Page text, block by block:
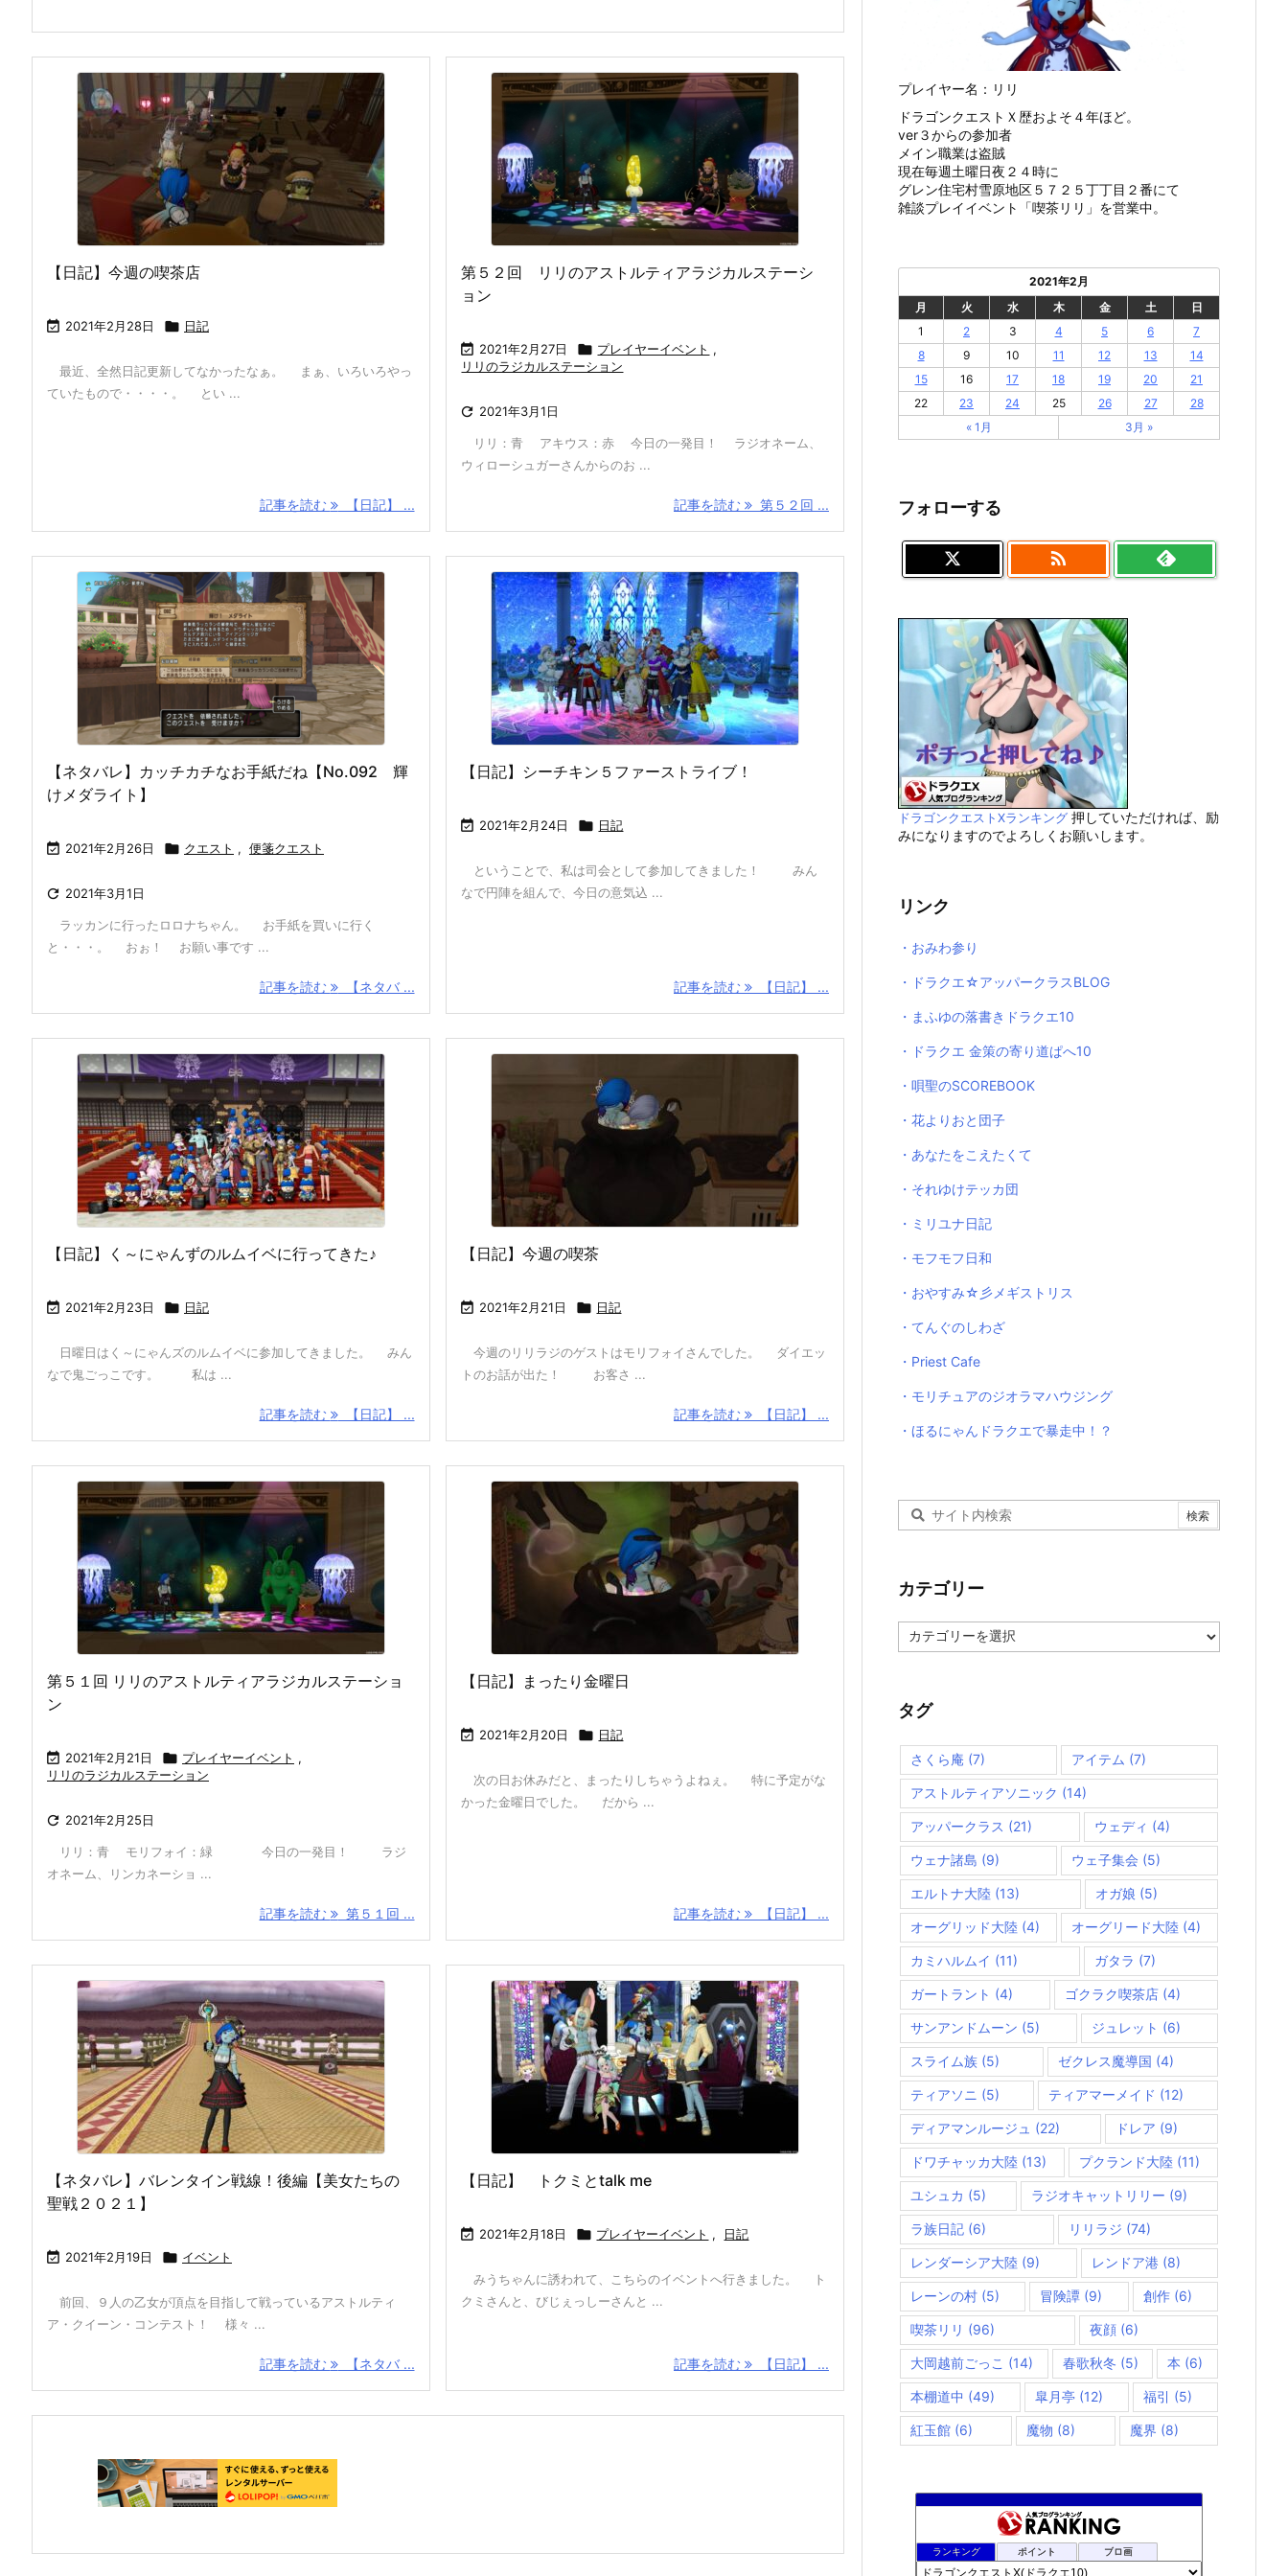
【日記】今週の喫茶店
 2021年2月28日  日記
最近、全然日記更新してなかったなぁ。 まぁ、いろいろやっ
ていたもので・・・・。 とい ...
記事を読む 【日記】 ...
第５２回 リリのアストルティアラジカルステーシ
ョン
 2021年2月27日  プレイヤーイベント ,
リリのラジカルステーション
 2021年3月1日
リリ：青 アキウス：赤 今日の一発目！ ラジオネーム、
ウィローシュガーさんからのお ...
記事を読む 第５２回 ...
【ネタバレ】カッチカチなお手紙だね【No.092 輝
けメダライト】
 2021年2月26日  クエスト , 便箋クエスト
 2021年3月1日
ラッカンに行ったロロナちゃん。 お手紙を買いに行く
と・・・。 おぉ！ お願い事です ...
記事を読む 【ネタバ ...
【日記】シーチキン５ファーストライブ！
 2021年2月24日  日記
ということで、私は司会として参加してきました！ みん
なで円陣を組んで、今日の意気込 ...
記事を読む 【日記】 ...
【日記】く～にゃんずのルムイベに行ってきた♪
 2021年2月23日  日記
日曜日はく～にゃんズのルムイベに参加してきました。 みん
なで鬼ごっこです。 私は ...
記事を読む 【日記】 ...
【日記】今週の喫茶
 2021年2月21日  日記
今週のリリラジのゲストはモリフォイさんでした。 ダイエッ
トのお話が出た！ お客さ ...
記事を読む 【日記】 ...
第５１回 リリのアストルティアラジカルステーショ
ン
 2021年2月21日  プレイヤーイベント ,
リリのラジカルステーション
 2021年2月25日
リリ：青 モリフォイ：緑 今日の一発目！ ラジ
オネーム、リンカネーショ ...
記事を読む 第５１回 ...
【日記】まったり金曜日
 2021年2月20日  日記
次の日お休みだと、まったりしちゃうよねぇ。 特に予定がな
かった金曜日でした。 だから ...
記事を読む 【日記】 ...
【ネタバレ】バレンタイン戦線！後編【美女たちの
聖戦２０２１】
 2021年2月19日  イベント
前回、９人の乙女が頂点を目指して戦っているアストルティ
ア・クイーン・コンテスト！ 様々 ...
記事を読む 【ネタバ ...
【日記】 トクミとtalk me
 2021年2月18日  プレイヤーイベント , 日記
みうちゃんに誘われて、こちらのイベントへ行きました。 ト
クミさんと、びじぇっしーさんと ...
記事を読む 【日記】 ...
プレイヤー名：リリ
ドラゴンクエストＸ歴およそ４年ほど。
ver３からの参加者
メイン職業は盗賊
現在毎週土曜日夜２４時に
グレン住宅村雪原地区５７２５丁丁目２番にて
雑談プレイイベント「喫茶リリ」を営業中。
2021年2月
月
火 水 木 金 土
日
1
2 3 4 5 6
7
8
9 10 11 12 13
14
15
16 17 18 19 20
21
22
23 24 25 26 27
28
« 1月
3月 »
フォローする

ドラゴンクエストXランキング 押していただければ、励
みになりますのでよろしくお願いします。
リンク
・おみわ参り
・ドラクエ☆アッパークラスBLOG
・まふゆの落書きドラクエ10
・ドラクエ 金策の寄り道ぱへ10
・唄聖のSCOREBOOK
・花よりおと団子
・あなたをこえたくて
・それゆけテッカ団
・ミリユナ日記
・モフモフ日和
・おやすみ☆彡メギストリス
・てんぐのしわざ
・Priest Cafe
・モリチュアのジオラマハウジング
・ほるにゃんドラクエで暴走中！？
カテゴリー
テ
ー
タグ
さくら庵 (7) アイテム (7)
アストルティアソニック (14)
アッパークラス (21) ウェディ (4)
ウェナ諸島 (9) ウェ子集会 (5)
エルトナ大陸 (13) オガ娘 (5)
オーグリッド大陸 (4) オーグリード大陸 (4)
カミハルムイ (11) ガタラ (7)
ガートラント (4) ゴクラク喫茶店 (4)
サンアンドムーン (5) ジュレット (6)
スライム族 (5) ゼクレス魔導国 (4)
ティアソニ (5) ティアマーメイド (12)
ディアマンルージュ (22) ドレア (9)
ドワチャッカ大陸 (13) プクランド大陸 (11)
ユシュカ (5) ラジオキャットリリー (9)
ラ族日記 (6) リリラジ (74)
レンダーシア大陸 (9) レンドア港 (8)
レーンの村 (5) 冒険譚 (9) 創作(6)
喫茶リリ (96) 夜顔(6)
大岡越前ごっこ (14) 春歌秋冬 (5) 本 (6)
本棚道中 (49) 皐月亭 (12) 福引 (5)
紅玉館 (6) 魔物 (8) 魔界 (8)
ランキング ポイント ブロ画
rosappiのブログ
890位 小さな村